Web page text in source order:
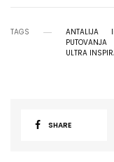
TAGS ANTALIJA
PUTOVANJA
ULTRA
SHARE